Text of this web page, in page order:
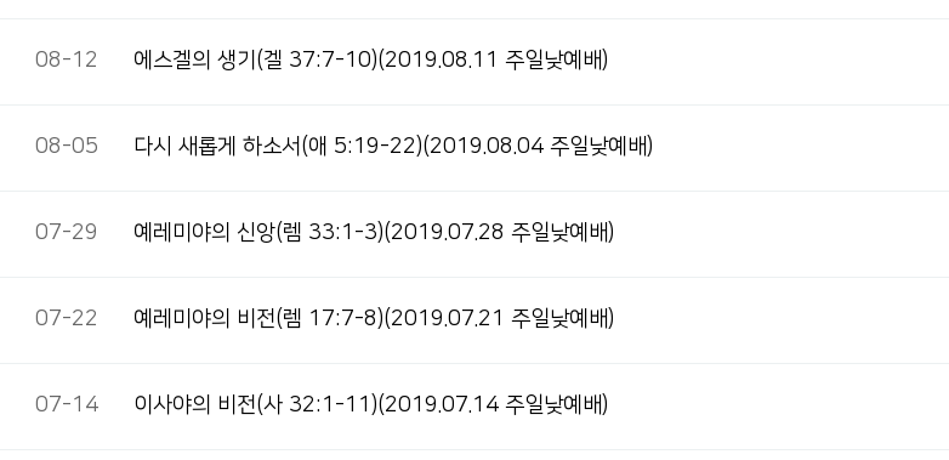
08-12 에스겔의 생기(겔 37:7-10)(2019.08.11 주일낮예배)
08-05 다시 새롭게 하소서(애 5:19-22)(2019.08.04 주일낮예배)
07-29 예레미야의 신앙(렘 33:1-3)(2019.07.28 주일낮예배)
07-22 예레미야의 비전(렘 17:7-8)(2019.07.21 주일낮예배)
07-14 이사야의 비전(사 32:1-11)(2019.07.14 주일낮예배)